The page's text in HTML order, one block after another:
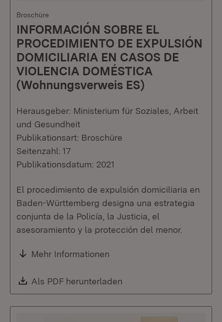
Broschüre
INFORMACIÓN SOBRE EL
PROCEDIMIENTO DE EXPULSIÓN
DOMICILIARIA EN CASOS DE
VIOLENCIA DOMÉSTICA
(Wohnungsverweis ES)
Herausgeber: Ministerium für Soziales, Arbeit
und Gesundheit
Publikationsart: Broschüre
Seitenzahl: 17
Publikationsdatum: 2021
El procedimiento de expulsión domiciliaria en
Baden-Württemberg designa una estrategia
conjunta de la Policía, la Justicia, el
asesoramiento y la protección del menor.
Mehr Informationen
Download:
Als PDF herunterladen